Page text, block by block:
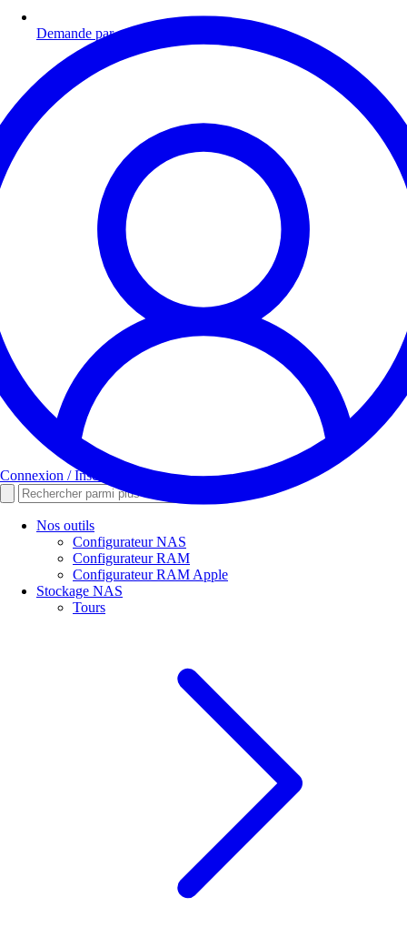
Demande par email
Connexion / Inscription
Nos outils
Configurateur NAS
Configurateur RAM
Configurateur RAM Apple
Stockage NAS
Tours